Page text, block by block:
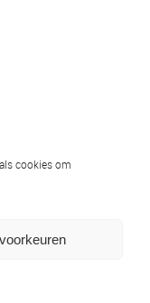
cookies om